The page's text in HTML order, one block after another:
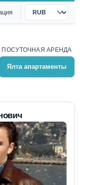
Валюта
ПОСУТОЧНАЯ АРЕНДА
Ялта апартаменты